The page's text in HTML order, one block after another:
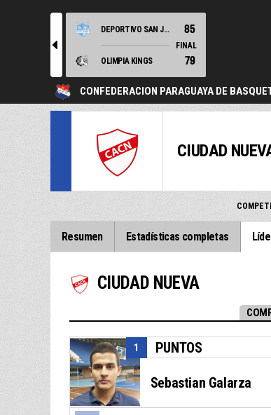
l
DEPORTIVO SAN JOSE 85
FINAL
OLIMPIA KINGS
79
CONFEDERACION PARAGUAYA DE
CIUDAD
Resumen Estadísticas completas
CIUDAD NUEVA
PUNTOS
1
Sebastian Galarza